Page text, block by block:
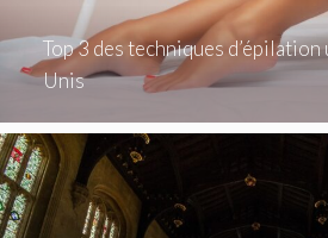
Top 3 des techniques
Unis